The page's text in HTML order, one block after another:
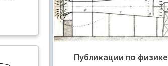
Публикации по физике